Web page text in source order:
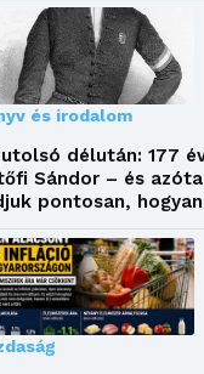
és irodalom
délután: 177
Sándor – és
pontosan,